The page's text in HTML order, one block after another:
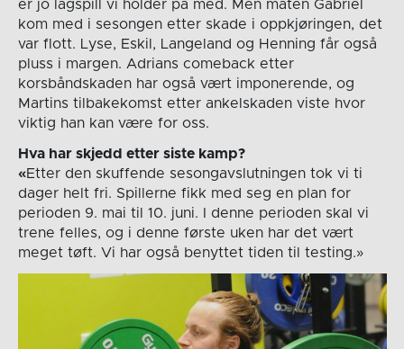
er jo lagspill vi holder på med. Men måten Gabriel
kom med i sesongen etter skade i oppkjøringen, det
var flott. Lyse, Eskil, Langeland og Henning får også
pluss i margen. Adrians comeback etter
korsbåndskaden har også vært imponerende, og
Martins tilbakekomst etter ankelskaden viste hvor
viktig han kan være for oss.
Hva har skjedd etter siste kamp?
«Etter den skuffende sesongavslutningen tok vi ti
dager helt fri. Spillerne fikk med seg en plan for
perioden 9. mai til 10. juni. I denne perioden skal vi
trene felles, og i denne første uken har det vært
meget tøft. Vi har også benyttet tiden til testing.»